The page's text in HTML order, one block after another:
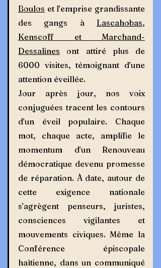
Boulos et l’emprise grandissante
des gangs à Lascahobas
Kenscoff et Marchand-
Dessalines ont attiré plus de
6000 visites, témoignant d’une
attention éveillée.
Jour après jour, nos voix
conjuguées tracent les contours
d’un éveil populaire. Chaque
mot, chaque acte, amplifie le
momentum d’un Renouveau
démocratique devenu promesse
de réparation. À date, autour de
cette exigence nationale
s’agrègent penseurs, juristes,
consciences vigilantes et
mouvements civiques. Même la
Conférence épiscopale
haïtienne, dans un communiqué